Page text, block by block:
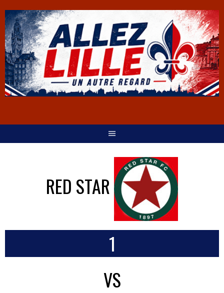
RED STAR
1
VS